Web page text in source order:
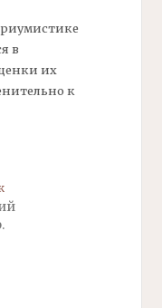
в
их
к